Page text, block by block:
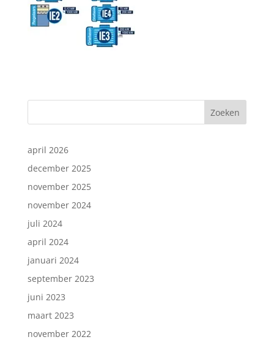
Zoeken
april 2026
december 2025
november 2025
november 2024
juli 2024
april 2024
januari 2024
september 2023
juni 2023
maart 2023
november 2022